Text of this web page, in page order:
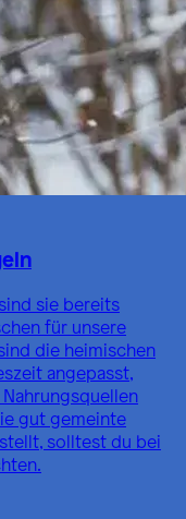
sie bereits
für unsere
die heimischen
angepasst,
gut gemeinte
solltest du bei